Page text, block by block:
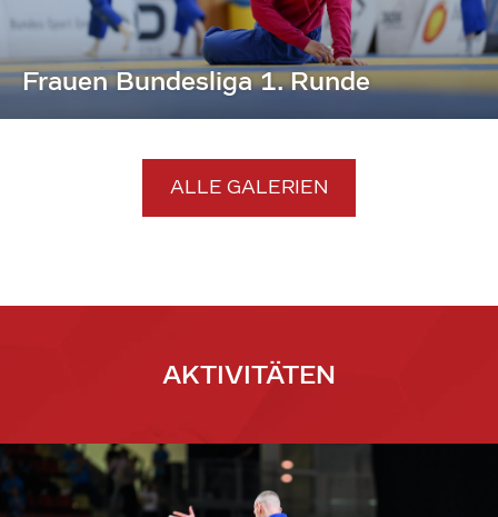
Frauen Bundesliga 1. Runde
ALLE GALERIEN
AKTIVITÄTEN